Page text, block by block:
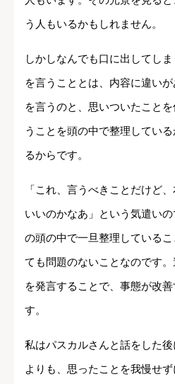
う人もいるかもしれません。
しかしなんでも口に出してし
を言うこととは、内容に違い
を言うのと、思いついたこと
うことを頭の中で整理してい
るからです。
「これ、言うべきことだけど
いいのかなあ」という気遣い
の頭の中で一旦整理している
ても問題のないことなのです
を発言することで、事態が改
す。
私はパスカルさんと話をした
よりも、思ったことを我慢せ